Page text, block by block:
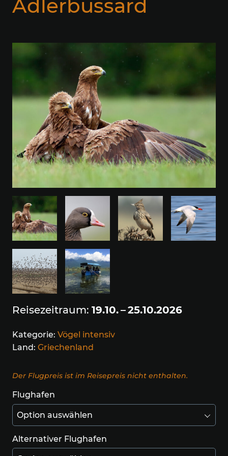
Adlerbussard
Reisezeitraum: 19.10. – 25.10.2026
Kategorie: Vögel intensiv
Land: Griechenland
Der Flugpreis ist im Reisepreis nicht enthalten.
Flughafen
Alternativer Flughafen